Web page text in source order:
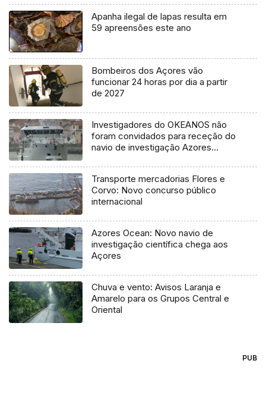
Apanha ilegal de lapas resulta em
59 apreensões este ano
Bombeiros dos Açores vão
funcionar 24 horas por dia a partir
de 2027
Investigadores do OKEANOS não
foram convidados para receção do
navio de investigação Azores
Transporte mercadorias Flores e
Corvo: Novo concurso público
internacional
Azores Ocean: Novo navio de
investigação científica chega aos
Açores
Chuva e vento: Avisos Laranja e
Amarelo para os Grupos Central e
Oriental
PUB